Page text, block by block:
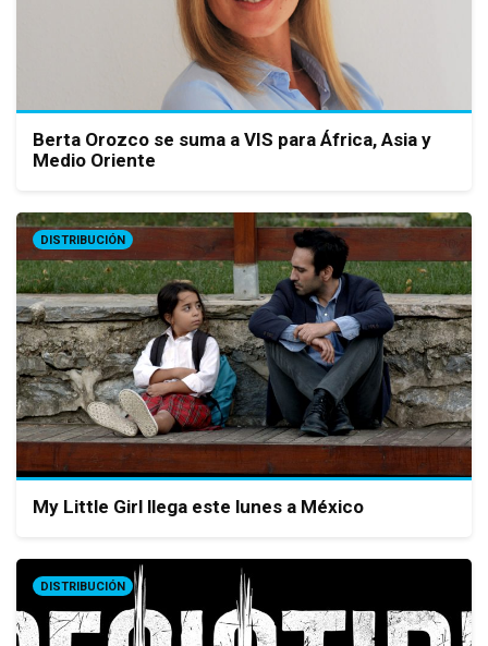
Berta Orozco se suma a VIS para África, Asia y
Medio Oriente
DISTRIBUCIÓN
My Little Girl llega este lunes a México
DISTRIBUCIÓN